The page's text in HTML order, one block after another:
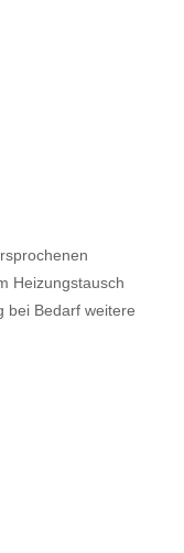
Heizungstausch
bei Bedarf weitere